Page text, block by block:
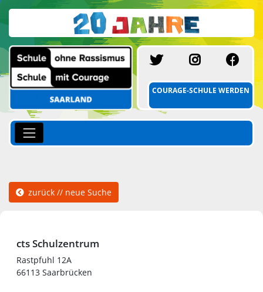
SCHULE MIT
COURAGE-SCHULE WERDEN
zurück // neue Suche
cts Schulzentrum
Rastpfuhl 12A
66113 Saarbrücken